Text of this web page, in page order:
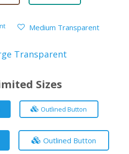
Medium Transparent
Transparent
Sizes
Outlined Button
Outlined Button